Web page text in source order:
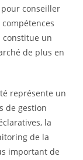
conseiller
constitue un
de plus en
représente un
de gestion
la
de la
important de